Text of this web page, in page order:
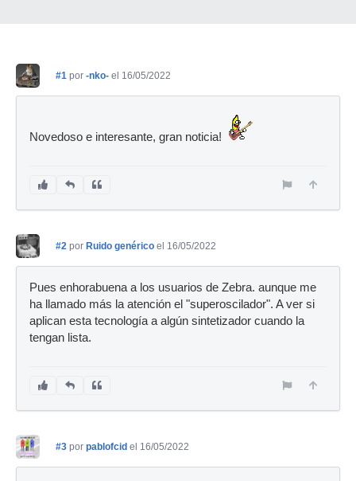
#1 por -nko- el 16/05/2022
Novedoso e interesante, gran noticia!
#2 por Ruido genérico el 16/05/2022
Pues enhorabuena a los usuarios de Zebra. aunque me
ha llamado más la atención el "superoscilador". A ver si
aplican esta tecnología a algún sintetizador cuando la
tengan lista.
#3 por pablofcid el 16/05/2022